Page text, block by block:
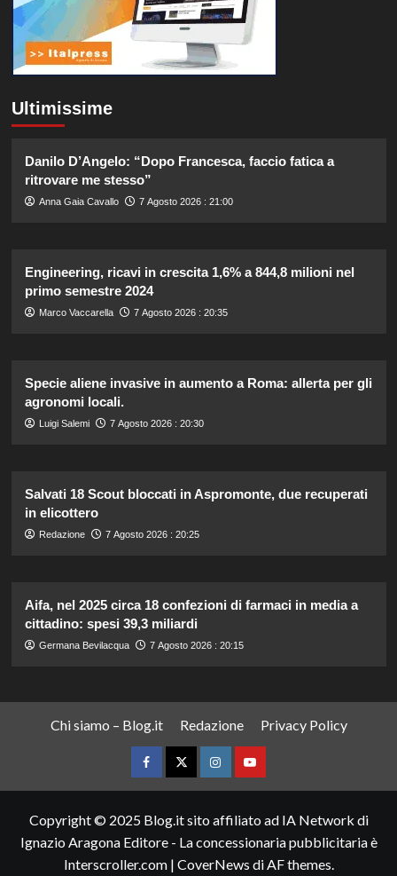
Ultimissime
Danilo D’Angelo: “Dopo Francesca, faccio fatica a
ritrovare me stesso”
Anna Gaia Cavallo 7 Agosto 2026 : 21:00
Engineering, ricavi in crescita 1,6% a 844,8 milioni nel
primo semestre 2024
Marco Vaccarella 7 Agosto 2026 : 20:35
Specie aliene invasive in aumento a Roma: allerta per gli
agronomi locali.
Luigi Salemi 7 Agosto 2026 : 20:30
Salvati 18 Scout bloccati in Aspromonte, due recuperati
in elicottero
Redazione 7 Agosto 2026 : 20:25
Aifa, nel 2025 circa 18 confezioni di farmaci in media a
cittadino: spesi 39,3 miliardi
Germana Bevilacqua 7 Agosto 2026 : 20:15
Chi siamo – Blog.it Redazione Privacy Policy
FacebookTwitterInstagramYouTube
Copyright © 2025 Blog.it sito affiliato ad IA Network di
Ignazio Aragona Editore - La concessionaria pubblicitaria è
Interscroller.com | CoverNews di AF themes.